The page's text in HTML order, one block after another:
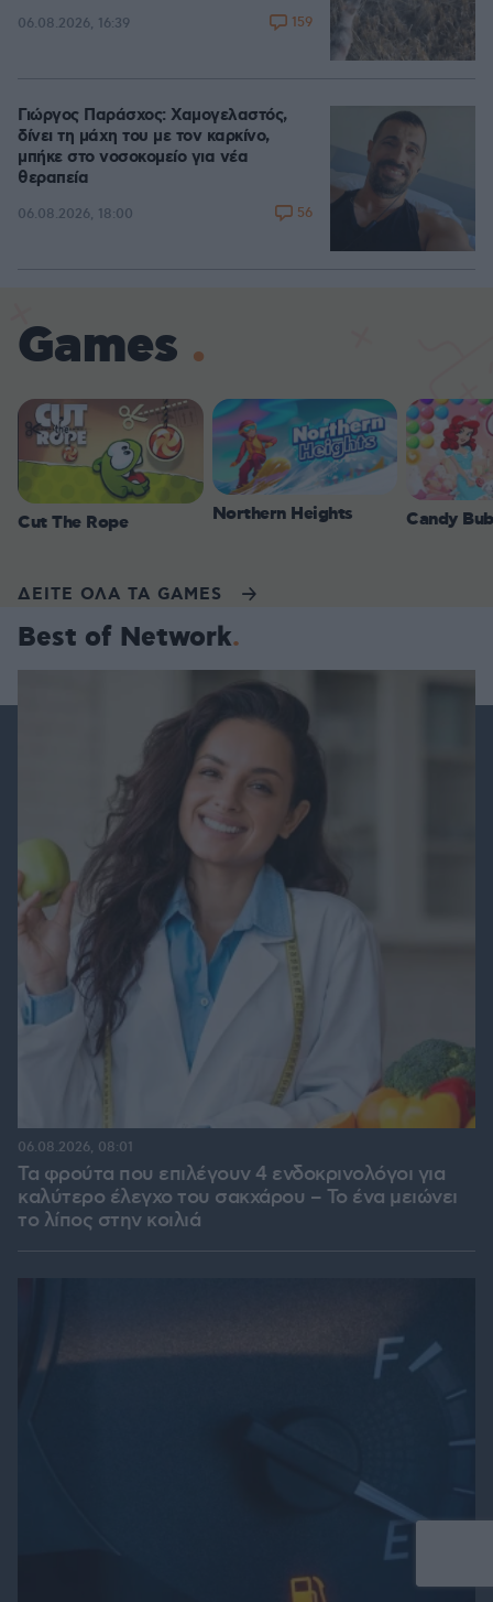
06.08.2026, 16:39 159
Γιώργος Παράσχος: Χαμογελαστός,
δίνει τη μάχη του με τον καρκίνο,
μπήκε στο νοσοκομείο για νέα
θεραπεία
06.08.2026, 18:00 56
Games
Cut The Rope Northern Heights Candy
ΔΕΙΤΕ ΟΛΑ ΤΑ GAMES
Best of Network
Τα φρούτα που επιλέγουν 4 ενδοκρινολόγοι για
καλύτερο έλεγχο του σακχάρου – Το ένα μειώνει
το λίπος στην κοιλιά
06.08.2026, 08:01